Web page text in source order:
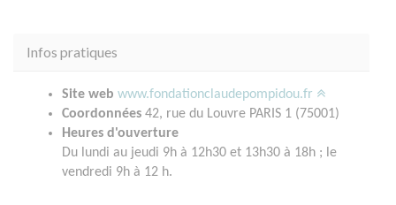
Infos pratiques
Site web www.fondationclaudepompidou.fr
Coordonnées 42, rue du Louvre PARIS 1 (75001)
Heures d'ouverture
Du lundi au jeudi 9h à 12h30 et 13h30 à 18h ; le
vendredi 9h à 12 h.